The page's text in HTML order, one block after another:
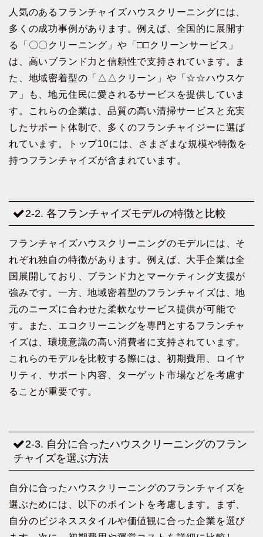
人気のあるフランチャイズハウスクリーニングには、
多くの成功事例があります。例えば、全国的に展開す
る「〇〇クリーニング」や「□□クリーンサービス」
は、高いブランド力と信頼性で支持されています。ま
た、地域密着型の「△△クリーン」や「☆☆ハウスケ
ア」も、地元住民に愛されるサービスを提供していま
す。これらの企業は、品質の高い清掃サービスと充実
したサポート体制で、多くのフランチャイジーに選ば
れています。トップ10には、さまざまな規模や特徴を
持つフランチャイズが含まれています。
2-2. 各フランチャイズモデルの特徴と比較
フランチャイズハウスクリーニングのモデルには、そ
れぞれ独自の特徴があります。例えば、大手企業は全
国展開しており、ブランド力とマーケティング支援が
強みです。一方、地域密着型のフランチャイズは、地
元のニーズに合わせた柔軟なサービス提供が可能で
す。また、エコクリーニングを専門とするフランチャ
イズは、環境意識の高い消費者に支持されています。
これらのモデルを比較する際には、初期費用、ロイヤ
リティ、サポート内容、ターゲット市場などを考慮す
ることが重要です。
2-3. 自分に合ったハウスクリーニングのフラン
チャイズを選ぶ方法
自分に合ったハウスクリーニングのフランチャイズを
選ぶためには、以下のポイントを考慮します。まず、
自分のビジネススタイルや価値観に合った企業を選び